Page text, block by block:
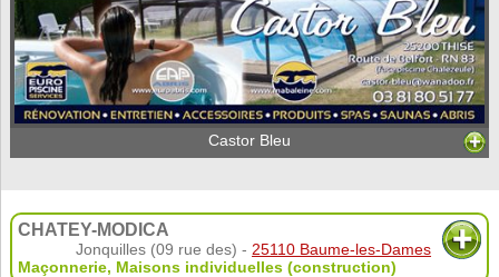
Castor Bleu
CHATEY-MODICA
Jonquilles (09 rue des) - 25110 Baume-les-Dames
Maçonnerie, Maisons individuelles (construction)